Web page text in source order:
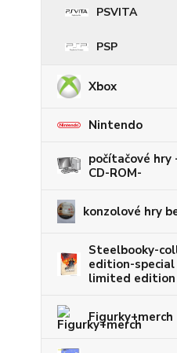
PSVITA
PSP
Xbox
Nintendo
počítačové hry
CD-ROM-
konzolové hry
Steelbooky-
edition-
limited edition
Figurky+merch